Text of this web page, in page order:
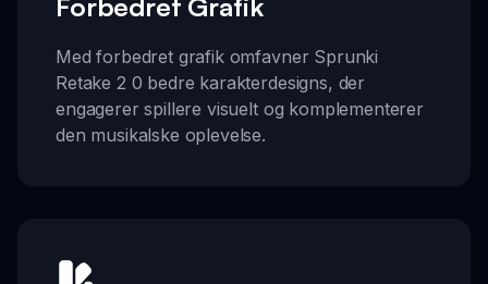
Forbedret Grafik
Med forbedret grafik omfavner Sprunki
Retake 2 0 bedre karakterdesigns, der
engagerer spillere visuelt og komplementerer
den musikalske oplevelse.